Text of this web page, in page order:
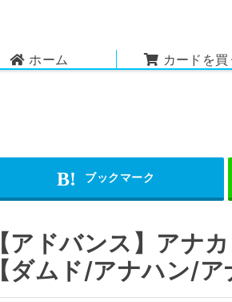
ホーム カードを買
【アドバンス】アナ
【ダムド/アナハン/ア